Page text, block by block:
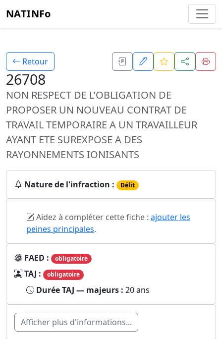
NATINFo
Retour
26708
NON RESPECT DE L'OBLIGATION DE
PROPOSER UN NOUVEAU CONTRAT DE
TRAVAIL TEMPORAIRE A UN TRAVAILLEUR
AYANT ETE SUREXPOSE A DES
RAYONNEMENTS IONISANTS
Nature de l'infraction : Délit
Aidez à compléter cette fiche : ajouter les
peines principales.
FAED : obligatoire
TAJ : obligatoire
Durée TAJ — majeurs : 20 ans
Afficher plus d'informations...